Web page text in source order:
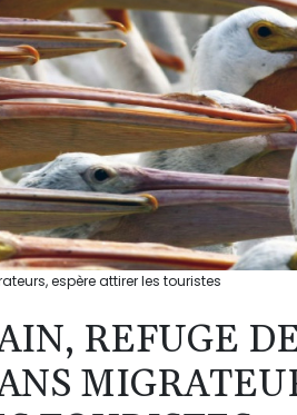
espère attirer les touristes
REFUGE